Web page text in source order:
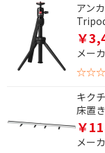
アン
￥
メー
キク
床置
￥
メー